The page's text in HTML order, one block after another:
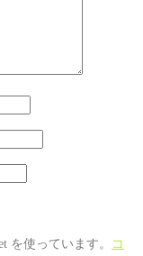
を使っています。
コ